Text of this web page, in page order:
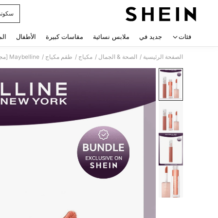
فئات جديد في ملابس نسائية مقاسات كبيرة الأطفال
الصفحة الرئيسية / الصحة & الجمال / مكياج / طقم مكياج / Maybelline [مجموعة مكياج] أحمر شفاه سائل مطفي سوبر ستاي مات إنك® + ملمع شفاه ليفتير غلوس® مع حمض الهيالورونيك سدكتريس + أمبر 5 مل + 0.18 أونصة/5.4 مل